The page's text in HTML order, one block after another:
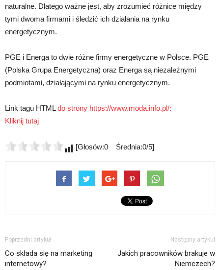
naturalne. Dlatego ważne jest, aby zrozumieć różnice między
tymi dwoma firmami i śledzić ich działania na rynku
energetycznym.
PGE i Energa to dwie różne firmy energetyczne w Polsce. PGE
(Polska Grupa Energetyczna) oraz Energa są niezależnymi
podmiotami, działającymi na rynku energetycznym.
Link tagu HTMLdo strony https://www.moda.info.pl/:
Kliknij tutaj
[Głosów:0 Średnia:0/5]
Poprzedni artykuł
Co składa się na marketing
internetowy?
Następny artykuł
Jakich pracowników brakuje w
Niemczech?